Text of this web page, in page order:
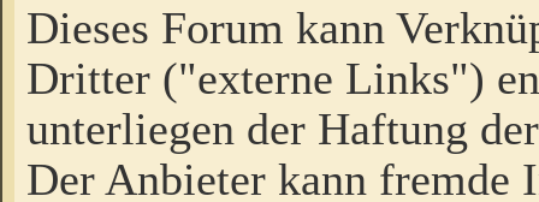
Dieses Forum kann
Dritter ("externe Links")
unterliegen der Haftung
Der Anbieter kann fremde